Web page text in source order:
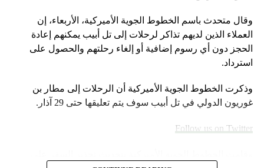
وقال متحدث باسم الخطوط الجوية الأميركية، الأربعاء، إن
العملاء الذين لديهم تذاكر لرحلات إلى تل أبيب يمكنهم إعادة
الحجز دون أي رسوم إضافية أو إلغاء رحلتهم والحصول على
استرداد.
وذكرت الخطوط الجوية الأميركية أن الرحلات إلى مطار بن
غوريون الدولي في تل أبيب سوف يتم تعليقها حتى 29 آذار.
Follow us on Twitter